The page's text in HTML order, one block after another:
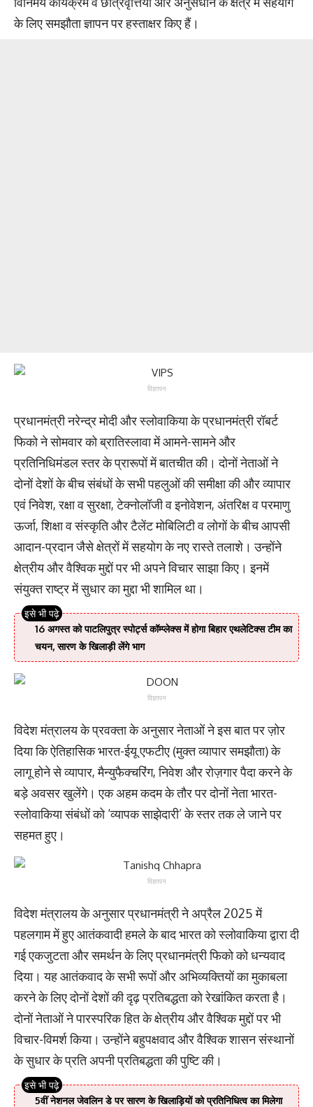
के लिए समझौता ज्ञापन पर हस्ताक्षर किए हैं।
विज्ञापन
प्रधानमंत्री नरेन्द्र मोदी और स्लोवाकिया के प्रधानमंत्री रॉबर्ट
फिको ने सोमवार को ब्रातिस्लावा में आमने-सामने और
प्रतिनिधिमंडल स्तर के प्रारूपों में बातचीत की। दोनों नेताओं ने
दोनों देशों के बीच संबंधों के सभी पहलुओं की समीक्षा की और व्यापार
एवं निवेश, रक्षा व सुरक्षा, टेक्नोलॉजी व इनोवेशन, अंतरिक्ष व परमाणु
ऊर्जा, शिक्षा व संस्कृति और टैलेंट मोबिलिटी व लोगों के बीच आपसी
आदान-प्रदान जैसे क्षेत्रों में सहयोग के नए रास्ते तलाशे। उन्होंने
क्षेत्रीय और वैश्विक मुद्दों पर भी अपने विचार साझा किए। इनमें
संयुक्त राष्ट्र में सुधार का मुद्दा भी शामिल था।
16 अगस्त को पाटलिपुत्र स्पोर्ट्स कॉम्प्लेक्स में होगा बिहार एथलेटिक्स टीम का
चयन, सारण के खिलाड़ी लेंगे भाग
विज्ञापन
विदेश मंत्रालय के प्रवक्ता के अनुसार नेताओं ने इस बात पर ज़ोर
दिया कि ऐतिहासिक भारत-ईयू एफटीए (मुक्त व्यापार समझौता) के
लागू होने से व्यापार, मैन्युफैक्चरिंग, निवेश और रोज़गार पैदा करने के
बड़े अवसर खुलेंगे। एक अहम कदम के तौर पर दोनों नेता भारत-
स्लोवाकिया संबंधों को ‘व्यापक साझेदारी’ के स्तर तक ले जाने पर
सहमत हुए।
विज्ञापन
विदेश मंत्रालय के अनुसार प्रधानमंत्री ने अप्रैल 2025 में
पहलगाम में हुए आतंकवादी हमले के बाद भारत को स्लोवाकिया द्वारा दी
गई एकजुटता और समर्थन के लिए प्रधानमंत्री फिको को धन्यवाद
दिया। यह आतंकवाद के सभी रूपों और अभिव्यक्तियों का मुकाबला
करने के लिए दोनों देशों की दृढ़ प्रतिबद्धता को रेखांकित करता है।
दोनों नेताओं ने पारस्परिक हित के क्षेत्रीय और वैश्विक मुद्दों पर भी
विचार-विमर्श किया। उन्होंने बहुपक्षवाद और वैश्विक शासन संस्थानों
के सुधार के प्रति अपनी प्रतिबद्धता की पुष्टि की।
5वीं नेशनल जेवलिन डे पर सारण के खिलाड़ियों को प्रतिनिधित्व का मिलेगा